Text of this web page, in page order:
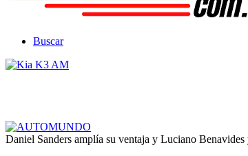
Buscar
Daniel Sanders amplía su ventaja y Luciano Benavides